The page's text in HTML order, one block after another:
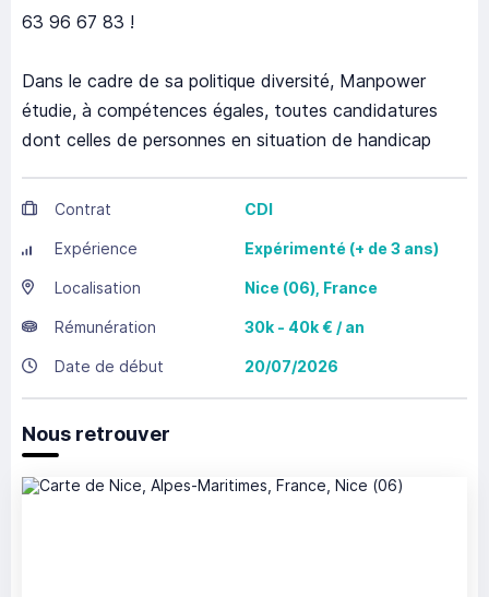
63 96 67 83 !
Dans le cadre de sa politique diversité, Manpower
étudie, à compétences égales, toutes candidatures
dont celles de personnes en situation de handicap
Contrat CDI
Expérience Expérimenté (+ de 3 ans)
Localisation Nice (06), France
Rémunération 30k - 40k € / an
Date de début 20/07/2026
Nous retrouver